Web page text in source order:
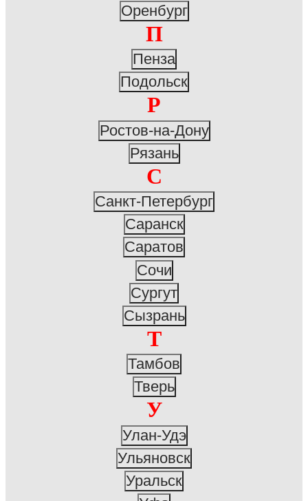
Оренбург
П
Пенза
Подольск
Р
Ростов-на-Дону
Рязань
С
Санкт-Петербург
Саранск
Саратов
Сочи
Сургут
Сызрань
Т
Тамбов
Тверь
У
Улан-Удэ
Ульяновск
Уральск